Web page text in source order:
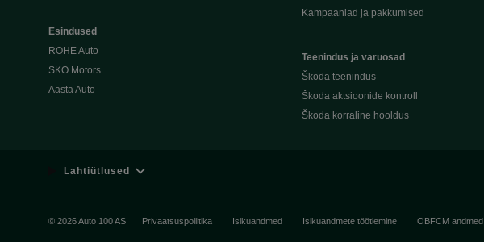
Esindused
ROHE Auto
SKO Motors
Aasta Auto
Kampaaniad ja pakkumised
Teenindus ja varuosad
Škoda teenindus
Škoda aktsioonide kontroll
Škoda korraline hooldus
Lahtiütlused
© 2026 Auto 100 AS Privaatsuspoliitika Isikuandmed Isikuandmete töötlemine OBFCM andmed